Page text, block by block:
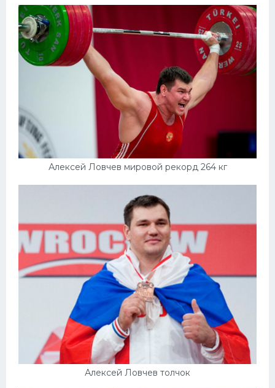
Алексей Ловчев мировой рекорд 264 кг
Алексей Ловчев толчок